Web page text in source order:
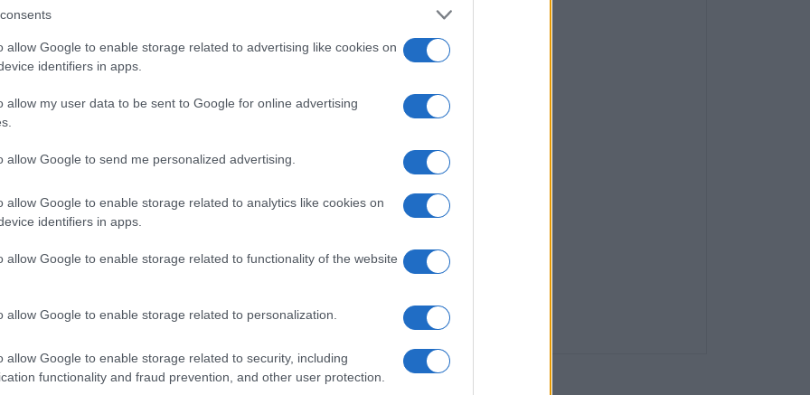
allow Google to enable storage related to advertising like cookies on
identifiers in apps.
allow my user data to be sent to Google for online advertising
allow Google to send me personalized advertising.
allow Google to enable storage related to analytics like cookies on
identifiers in apps.
allow Google to enable storage related to functionality of the website
allow Google to enable storage related to personalization.
allow Google to enable storage related to security, including
functionality and fraud prevention, and other user protection.
έστω και αν οι εγκαταστάσεις μας είναι σε άθλια
του Πανεπιστημίου Πειραιά. Συνεργάστηκε
Πορεία της Κέρκυρας», ενώ από τις
χρόνια στο «Κερκυραϊκό Βήμα». Από το 1994
«Κερκυραϊκά Σπορ» και από το 2000 και για
ΣΠΟΡ». Από το 2015 εργάζεται στην
με την τηλεόραση του Corfu Channel
του) και Start TV, συνολικά 15 χρόνια.
Facebook